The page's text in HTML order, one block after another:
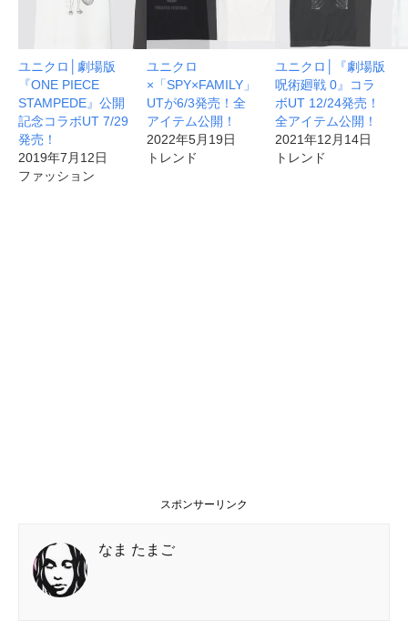
ユニクロ│劇場版
『ONE PIECE
STAMPEDE』公開
記念コラボUT 7/29
発売！
2019年7月12日
ファッション
ユニクロ
×「SPY×FAMILY」
UTが6/3発売！全
アイテム公開！
2022年5月19日
トレンド
ユニクロ│『劇場版
呪術廻戦 0』コラ
ボUT 12/24発売！
全アイテム公開！
2021年12月14日
トレンド
スポンサーリンク
なま たまご